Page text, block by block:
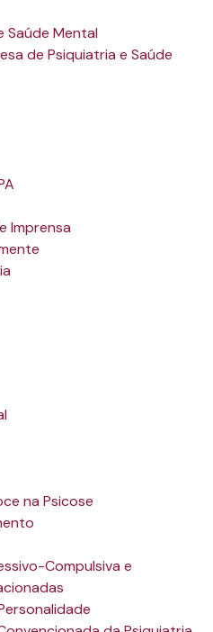
Saúde Mental
de Psiquiatria e Saúde
Imprensa
na Psicose
Compulsiva e